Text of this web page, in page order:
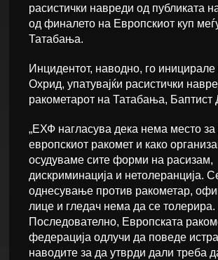
расистички навреди од публиката
од финалето на Европскиот куп
Татабања.
Инцидентот, наводно, го
Охрид, упатувајќи расистички
ракометарот на Татабања, Баптист
„ЕХФ нагласува дека нема место
европскиот ракомет и како
осудуваме сите форми на расизам,
дискриминација и нетолеранција.
однесување против ракометар,
лице и гледач нема да се толерира.
Последователно, Европската
федерација одлучи да поведе
наводите за да утврди дали треба